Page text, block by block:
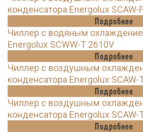
конденсатора Energolux SCAW-
Подробнее
Чиллер с водяным
Energolux SCWW-T 2610V
Подробнее
Чиллер с воздушным
конденсатора Energolux SCAW-
Подробнее
Чиллер с воздушным
конденсатора Energolux SCAW-
Подробнее